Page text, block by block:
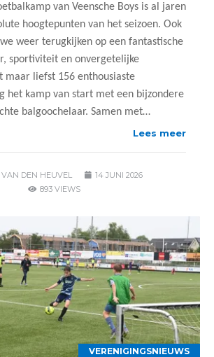
van Veensche Boys is al jaren
hoogtepunten van het seizoen. Ook
weer terugkijken op een fantastische
sportiviteit en onvergetelijke
maar liefst 156 enthousiaste
het kamp van start met een bijzondere
balgoochelaar. Samen met…
Lees meer
VAN DEN HEUVEL
14 JUNI 2026
893 VIEWS
VERENIGINGSNIEUWS